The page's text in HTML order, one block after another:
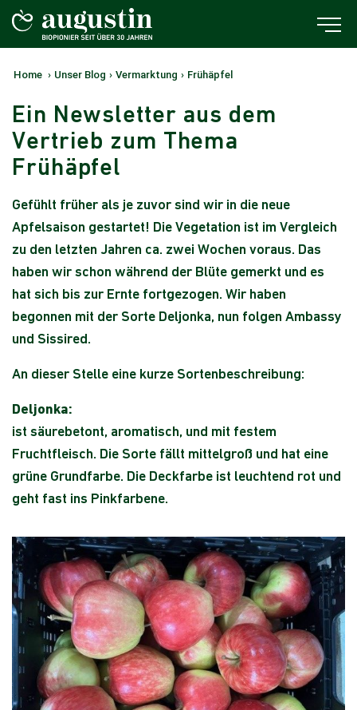
Home › Unser Blog › Vermarktung › Frühäpfel
Ein Newsletter aus dem
Vertrieb zum Thema
Frühäpfel
Gefühlt früher als je zuvor sind wir in die neue
Apfelsaison gestartet! Die Vegetation ist im Vergleich
zu den letzten Jahren ca. zwei Wochen voraus. Das
haben wir schon während der Blüte gemerkt und es
hat sich bis zur Ernte fortgezogen. Wir haben
begonnen mit der Sorte Deljonka, nun folgen Ambassy
und Sissired.
An dieser Stelle eine kurze Sortenbeschreibung:
Deljonka:
ist säurebetont, aromatisch, und mit festem
Fruchtfleisch. Die Sorte fällt mittelgroß und hat eine
grüne Grundfarbe. Die Deckfarbe ist leuchtend rot und
geht fast ins Pinkfarbene.